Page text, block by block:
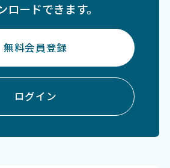
ロードできます。
無料会員登録
ログイン